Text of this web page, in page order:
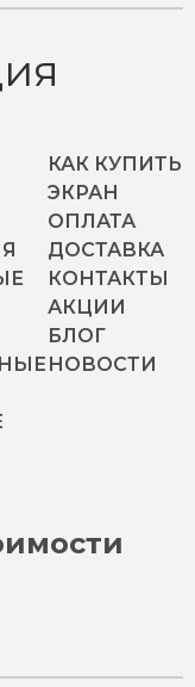
КАК КУПИТЬ
ЭКРАН
ОПЛАТА
ДОСТАВКА
КОНТАКТЫ
АКЦИИ
БЛОГ
НОВОСТИ